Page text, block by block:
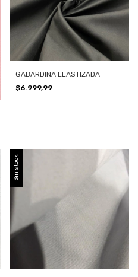
GABARDINA ELASTIZADA
$6.999,99
Sin stock